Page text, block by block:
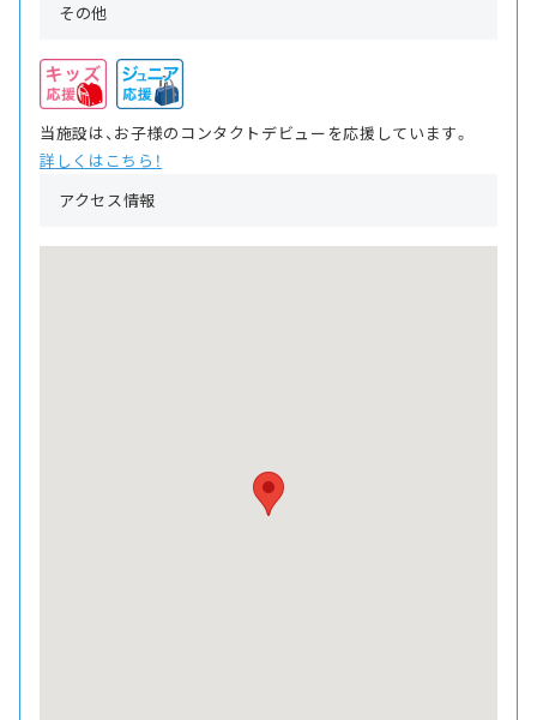
その他
当施設は、お子様のコンタクトデビューを応援しています。
詳しくはこちら！
アクセス情報